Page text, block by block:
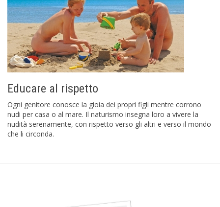
Educare al rispetto
Ogni genitore conosce la gioia dei propri figli mentre corrono
nudi per casa o al mare. Il naturismo insegna loro a vivere la
nudità serenamente, con rispetto verso gli altri e verso il mondo
che li circonda.